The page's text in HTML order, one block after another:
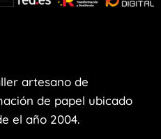
artesano de
de papel ubicado
el año 2004.